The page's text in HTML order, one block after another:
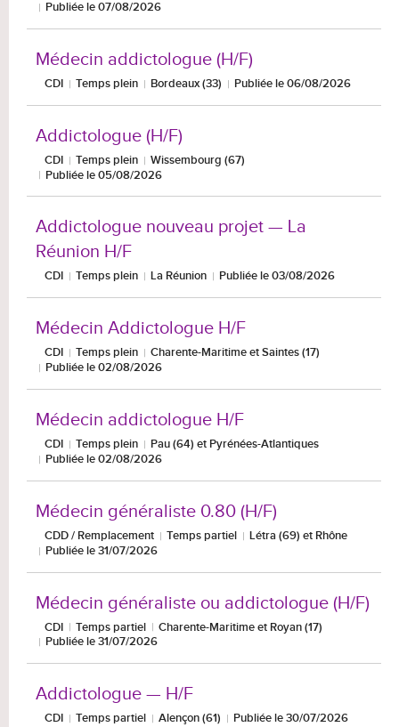
Publiée le 07/08/2026
Médecin addictologue (H/F)
CDI Temps plein Bordeaux (33) Publiée le 06/08/2026
Addictologue (H/F)
CDI Temps plein
Wissembourg (67)
Publiée le 05/08/2026
Addictologue nouveau projet — La
Réunion H/F
CDI Temps plein La Réunion Publiée le 03/08/2026
Médecin Addictologue H/F
CDI Temps plein
Charente-Maritime et Saintes (17)
Publiée le 02/08/2026
Médecin addictologue H/F
CDI Temps plein
Pau (64) et Pyrénées-Atlantiques
Publiée le 02/08/2026
Médecin généraliste 0.80 (H/F)
CDD / Remplacement Temps partiel
Létra (69) et Rhône
Publiée le 31/07/2026
Médecin généraliste ou addictologue (H/F)
CDI Temps partiel
Charente-Maritime et Royan (17)
Publiée le 31/07/2026
Addictologue — H/F
CDI Temps partiel Alençon (61) Publiée le 30/07/2026